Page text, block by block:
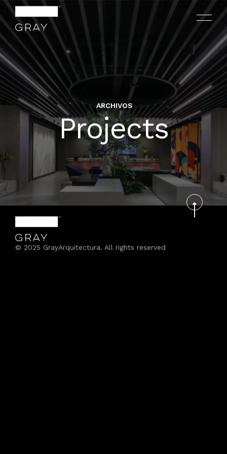
NOSOTROS
PROYECTOS
CONTACTO
ARCHIVOS
Projects
© 2025 GrayArquitectura. All rights reserved